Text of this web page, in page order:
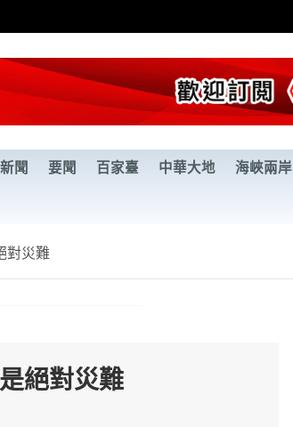
聞 要聞 百家臺 中華大地 海峽兩岸
對災難
絕對災難